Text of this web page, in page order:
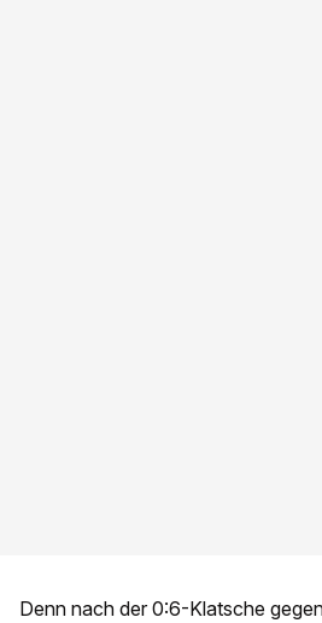
Denn nach der 0:6-Klatsche